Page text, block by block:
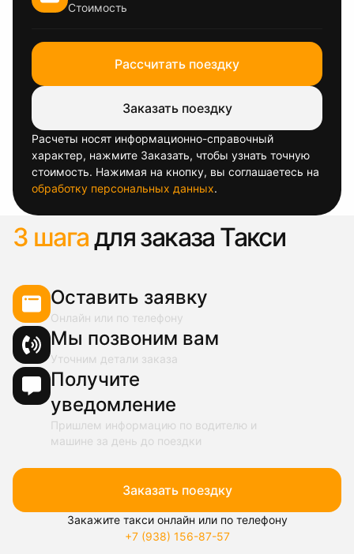
Стоимость
Рассчитать поездку
Заказать поездку
Расчеты носят информационно-справочный
характер, нажмите Заказать, чтобы узнать точную
стоимость. Нажимая на кнопку, вы соглашаетесь на
обработку персональных данных.
3 шагадля заказа Такси
Оставить заявку
Онлайн или по телефону
Мы позвоним вам
Уточним детали заказа
Получите
уведомление
Пришлем информацию по водителю и
машине за день до поездки
Заказать поездку
Закажите такси онлайн или по телефону
+7 (938) 156-87-57